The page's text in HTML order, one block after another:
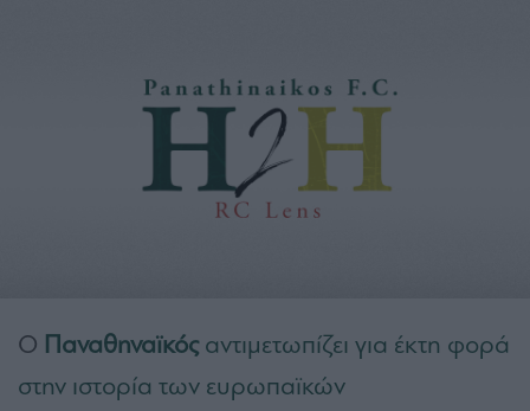
Ο Παναθηναϊκόςαντιμετωπίζει για έκτη φορά
στην ιστορία των ευρωπαϊκών